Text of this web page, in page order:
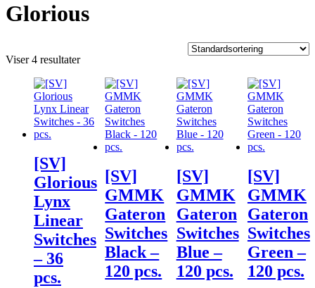
Glorious
Viser 4 resultater
[SV]
Glorious
Lynx
Linear
Switches
– 36
pcs.
[SV]
GMMK
Gateron
Switches
Black –
120 pcs.
[SV]
GMMK
Gateron
Switches
Blue –
120 pcs.
[SV]
GMMK
Gateron
Switches
Green –
120 pcs.